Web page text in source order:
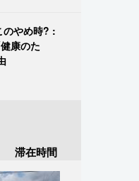
のやめ時? :
康のた
滞在時間